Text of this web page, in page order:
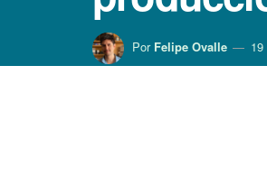
Por Felipe Ovalle